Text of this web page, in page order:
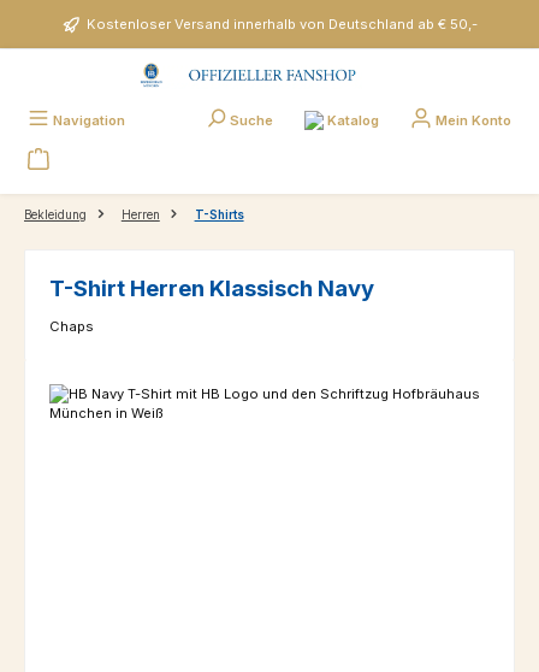
Zum Hauptinhalt springenKostenloser Versand innerhalb von Deutschland ab € 50,-
Navigation Suche Katalog Mein Konto
Bekleidung Herren T-Shirts
T-Shirt Herren Klassisch Navy
Chaps
Bildergalerie überspringen